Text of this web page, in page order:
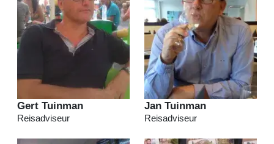
Gert Tuinman
Reisadviseur
Jan Tuinman
Reisadviseur